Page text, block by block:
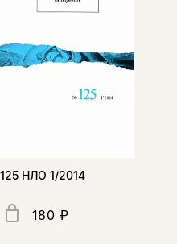
125 НЛО 1/2014
180 ₽